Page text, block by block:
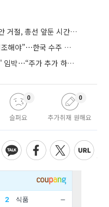
절, 총선 앞둔 시간 끌기”
백악관 “전투함 등 4척 해외 건조해야”⋯한국 수주 기대
스페이스X 1차 '보호예수 해제' 임박⋯“주가 추가 하락 가능성”
슬퍼요
0
추가취재 원해요
0